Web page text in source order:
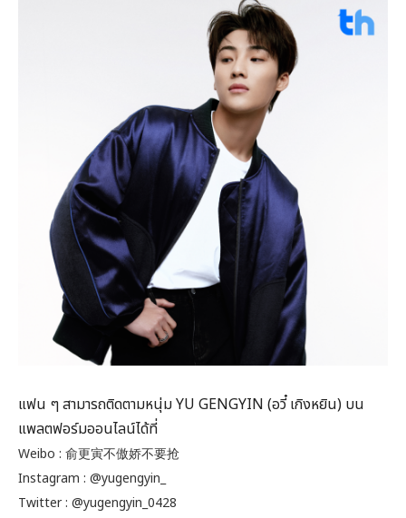
แฟน ๆ สามารถติดตามหนุ่ม YU GENGYIN (อวี๋ เกิงหยิน) บน
แพลตฟอร์มออนไลน์ได้ที่
Weibo : 俞更寅不傲娇不要抢
Instagram : @yugengyin_
Twitter : @yugengyin_0428